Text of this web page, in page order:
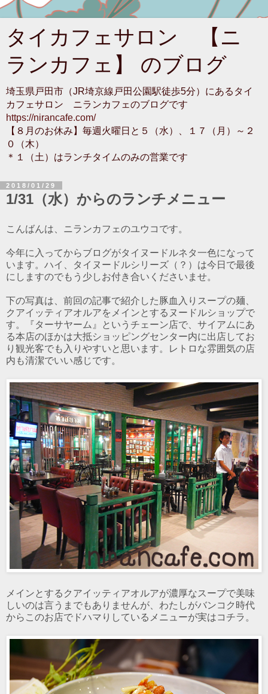
タイカフェサロン 【ニ
ランカフェ】 のブログ
埼玉県戸田市（JR埼京線戸田公園駅徒歩5分）にあるタイ
カフェサロン ニランカフェのブログです
https://nirancafe.com/
【８月のお休み】毎週火曜日と５（水）、１７（月）～２
０（木）
＊１（土）はランチタイムのみの営業です
2018/01/29
1/31（水）からのランチメニュー
こんばんは、ニランカフェのユウコです。
今年に入ってからブログがタイヌードルネタ一色になって
います。ハイ、タイヌードルシリーズ（？）は今日で最後
にしますのでもう少しお付き合いくださいませ。
下の写真は、前回の記事で紹介した豚血入りスープの麺、
クアイッティアオルアをメインとするヌードルショップで
す。『ターサヤーム』というチェーン店で、サイアムにあ
る本店のほかは大抵ショッピングセンター内に出店してお
り観光客でも入りやすいと思います。レトロな雰囲気の店
内も清潔でいい感じです。
メインとするクアイッティアオルアが濃厚なスープで美味
しいのは言うまでもありませんが、わたしがバンコク時代
からこのお店でドハマりしているメニューが実はコチラ。